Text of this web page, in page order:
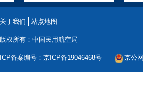
关于我们 站点地图
版权所有：中国民用航空局
ICP备案编号：京ICP备19046468号 京公